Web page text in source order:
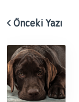
Önceki Yazı